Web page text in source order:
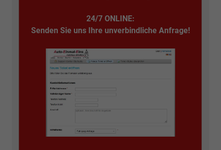
24/7 ONLINE:
Senden Sie uns Ihre unverbindliche Anfrage!